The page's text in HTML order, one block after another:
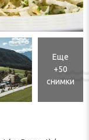
Еще
+50
снимки